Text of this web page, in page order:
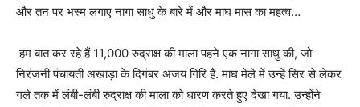
और तन पर भस्म लगाए नागा साधु के बारे में और माघ मास का महत्व…
हम बात कर रहे हैं 11,000 रुद्राक्ष की माला पहने एक नागा साधु की, जो
निरंजनी पंचायती अखाड़ा के दिगंबर अजय गिरि हैं. माघ मेले में उन्हें सिर से लेकर
गले तक में लंबी-लंबी रुद्राक्ष की माला को धारण करते हुए देखा गया. उन्होंने